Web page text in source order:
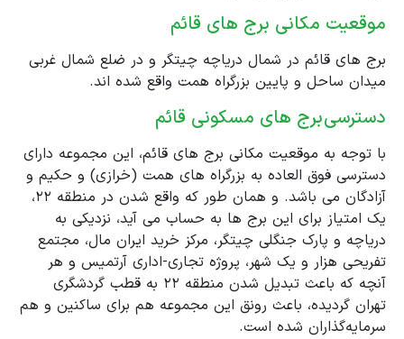
موقعیت مکانی برج های قائم
برج های قائم در شمال دریاچه چیتگر و در ضلع شمال غربی
میدان ساحل و پایین بزرگراه همت واقع شده اند.
دسترسی برج های مسکونی قائم
با توجه به موقعیت مکانی برج های قائم، این مجموعه دارای
دسترسی فوق العاده به بزرگراه های همت (خرازی) و حکیم و
آزادگان می باشد. و همان طور که واقع شدن در منطقه ٢٢،
یک امتیاز برای این برج ها به حساب می آید، نزدیکی به
دریاچه و پارک جنگلی چیتگر، مرکز خرید ایران مال، مجتمع
تفریحی هزار و یک شهر، پروژه تجاری-اداری آرتمیس و هر
آنچه که باعث تبدیل شدن منطقه ٢٢ به قطب گردشگری
تهران گردیده، باعث رونق این مجموعه هم برای ساکنین و هم
سرمایه‌گذاران شده است.